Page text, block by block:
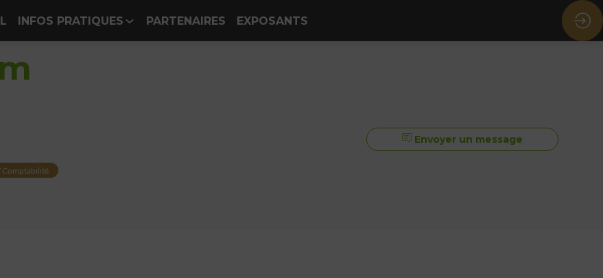
INFOS PRATIQUES PARTENAIRES EXPOSANTS
Envoyer un message
Comptabilité